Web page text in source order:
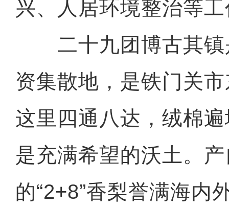
兴、人居环境整治等
二十九团博古其镇
资集散地，是铁门关
这里四通八达，绒棉
是充满希望的沃土。
的“2+8”香梨誉满海内